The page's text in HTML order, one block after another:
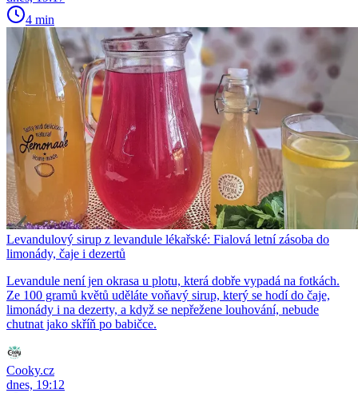
4 min
Levandulový sirup z levandule lékařské: Fialová letní zásoba do
limonády, čaje i dezertů
Levandule není jen okrasa u plotu, která dobře vypadá na fotkách.
Ze 100 gramů květů uděláte voňavý sirup, který se hodí do čaje,
limonády i na dezerty, a když se nepřežene louhování, nebude
chutnat jako skříň po babičce.
Cooky.cz
dnes, 19:12